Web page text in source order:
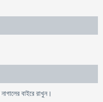
বাইরে রাখুন।